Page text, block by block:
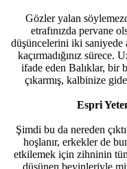
Gözler yalan
etrafınızda pervane
düşüncelerini iki saniyede
kaçırmadığınız sürece.
ifade eden Balıklar, bir
çıkarmış, kalbinize
Espri
Şimdi bu da nereden
hoşlanır, erkekler de
etkilemek için zihninin
düşünen beyinleriyle